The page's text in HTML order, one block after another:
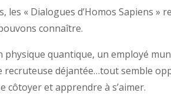
les « Dialogues d’Homos Sapiens »
connaître.
quantique, un employé
recruteuse déjantée…tout semble
et apprendre à s’aimer.